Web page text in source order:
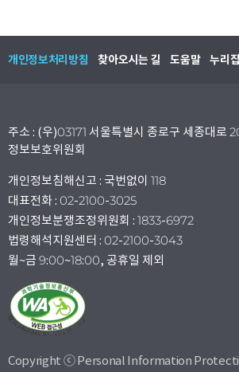
개인정보처리방침 찾아오시는 길 도움말 누리
주소 : (우)03171 서울특별시 종로구 세종대로
정보보호위원회
개인정보침해신고 : 국번없이 118
대표전화 : 02-2100-3025
개인정보분쟁조정위원회 : 1833-6972
법령해석지원센터 : 02-2100-3043
월~금 9:00~18:00, 공휴일 제외
Copyright ⓒ Personal Information